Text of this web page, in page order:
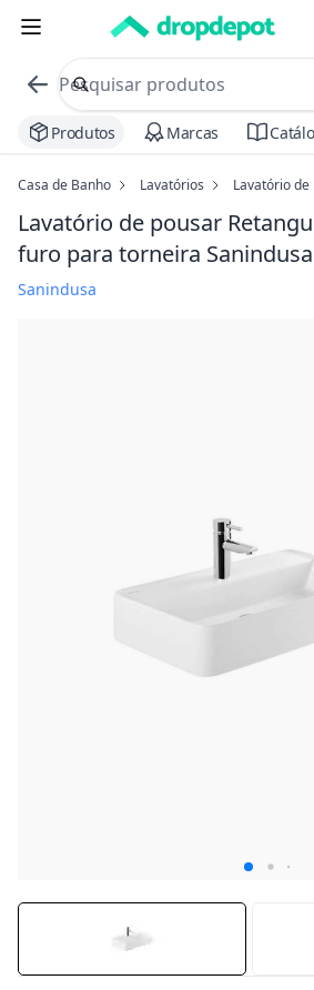
commerce search no header
Procurar
Produtos Marcas
Casa de Banho Lavatórios Lavatório
Lavatório de pousar
furo para torneira Sanindusa
Sanindusa